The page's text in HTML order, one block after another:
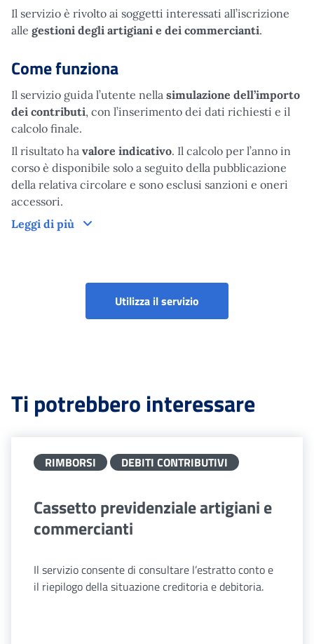
Il servizio è rivolto ai soggetti interessati all’iscrizione
alle gestioni degli artigiani e dei commercianti.
Come funziona
Il servizio guida l’utente nella simulazione dell’importo
dei contributi, con l’inserimento dei dati richiesti e il
calcolo finale.
Il risultato ha valore indicativo. Il calcolo per l’anno in
corso è disponibile solo a seguito della pubblicazione
della relativa circolare e sono esclusi sanzioni e oneri
accessori.
Leggi di più
Come funziona
Utilizza il servizio
Ti potrebbero interessare
RIMBORSI DEBITI CONTRIBUTIVI
Cassetto previdenziale artigiani e
commercianti
Il servizio consente di consultare l’estratto conto e
il riepilogo della situazione creditoria e debitoria.